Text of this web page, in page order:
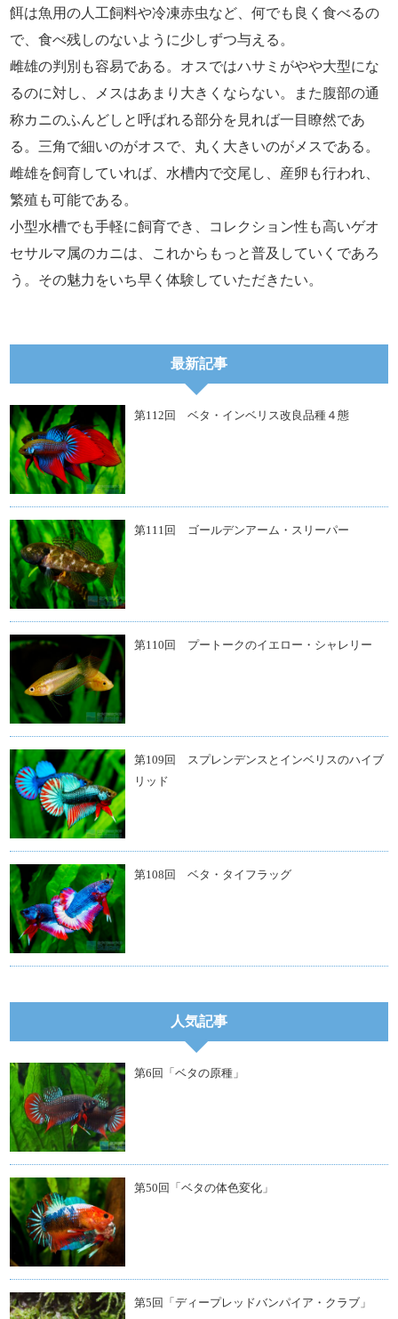
餌は魚用の人工飼料や冷凍赤虫など、何でも良く食べるの
で、食べ残しのないように少しずつ与える。
雌雄の判別も容易である。オスではハサミがやや大型にな
るのに対し、メスはあまり大きくならない。また腹部の通
称カニのふんどしと呼ばれる部分を見れば一目瞭然であ
る。三角で細いのがオスで、丸く大きいのがメスである。
雌雄を飼育していれば、水槽内で交尾し、産卵も行われ、
繁殖も可能である。
小型水槽でも手軽に飼育でき、コレクション性も高いゲオ
セサルマ属のカニは、これからもっと普及していくであろ
う。その魅力をいち早く体験していただきたい。
最新記事
第112回 ベタ・インベリス改良品種４態
第111回 ゴールデンアーム・スリーパー
第110回 プートークのイエロー・シャレリー
第109回 スプレンデンスとインベリスのハイブ
リッド
第108回 ベタ・タイフラッグ
人気記事
第6回「ベタの原種」
第50回「ベタの体色変化」
第5回「ディープレッドバンパイア・クラブ」